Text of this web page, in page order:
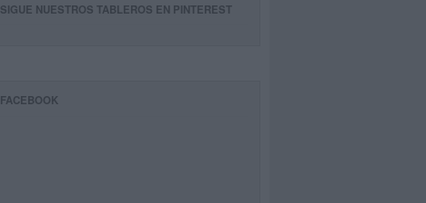
SIGUE NUESTROS TABLEROS EN PINTEREST
FACEBOOK